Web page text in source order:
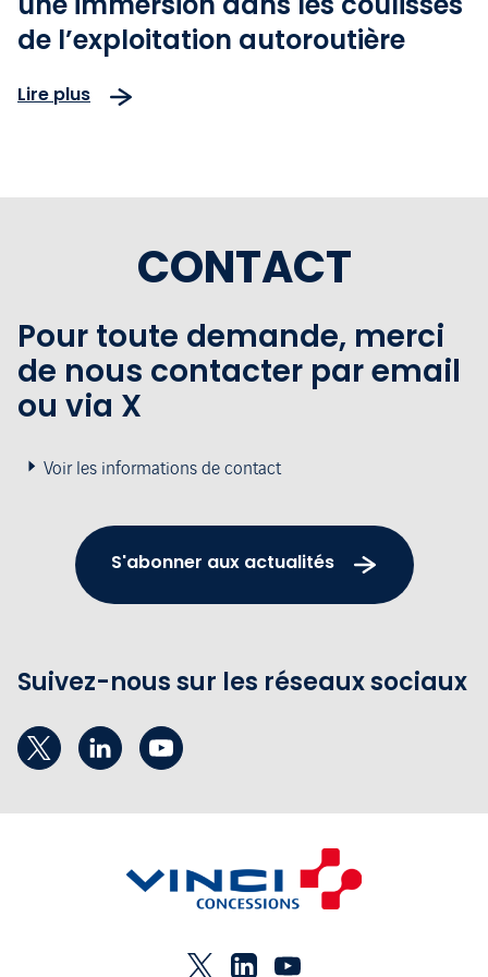
de l’exploitation autoroutière
Lire plus
CONTACT
Pour toute demande, merci
de nous contacter par email
ou via X
Voir les informations de contact
S'abonner aux actualités
Suivez-nous sur les réseaux sociaux